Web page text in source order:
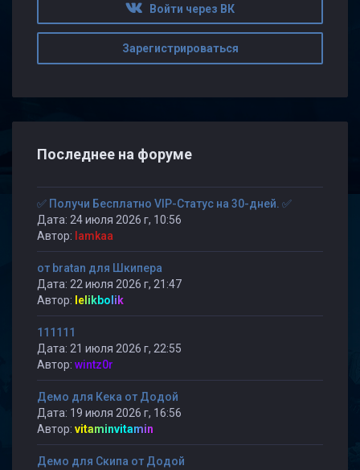
Войти через ВК
Зарегистрироваться
Последнее на форуме
✅ Получи Бесплатно VIP-Статус на 30-дней. ✅
Дата: 24 июля 2026 г, 10:56
Автор: lamkaa
от bratan для Шкипера
Дата: 22 июля 2026 г, 21:47
Автор: lelikbolik
111111
Дата: 21 июля 2026 г, 22:55
Автор: wintz0r
Демо для Кека от Додой
Дата: 19 июля 2026 г, 16:56
Автор: vitaminvitamin
Демо для Скипа от Додой